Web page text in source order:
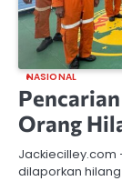
NASIONAL
Orang
dilaporkan